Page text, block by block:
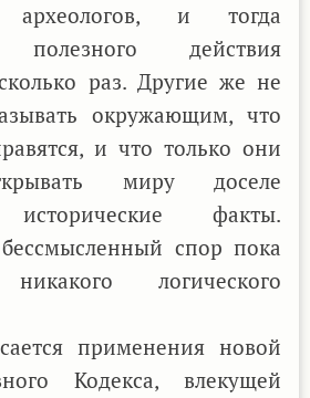
археологов, и тогда
полезного действия
раз. Другие же не
окружающим, что
и что только они
миру доселе
исторические факты.
спор пока
логического
применения новой
Кодекса, влекущей